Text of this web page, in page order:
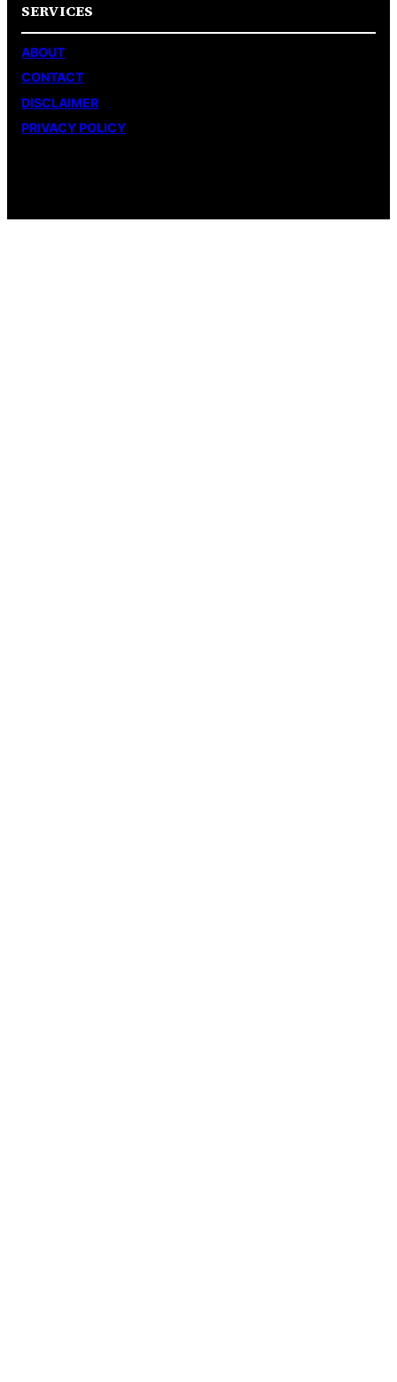
SERVICES
ABOUT
CONTACT
DISCLAIMER
PRIVACY POLICY